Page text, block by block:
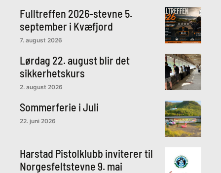
Fulltreffen 2026-stevne 5.
september i Kvæfjord
7. august 2026
Lørdag 22. august blir det
sikkerhetskurs
2. august 2026
Sommerferie i Juli
22. juni 2026
Harstad Pistolklubb inviterer til
Norgesfeltstevne 9. mai